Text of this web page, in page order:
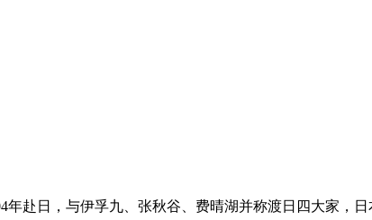
赴日，与伊孚九、张秋谷、费晴湖并称渡日四大家，